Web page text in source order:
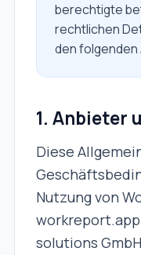
berechtigte
rechtlichen
den
1. Anbieter
Diese
Nutzung von
solutions